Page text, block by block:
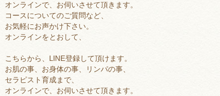
オンラインで、お伺いさせて頂きます。
コースについてのご質問など、
お気軽にお声かけ下さい。
オンラインをとおして、
こちらから、LINE登録して頂けます。
お肌の事、お身体の事、リンパの事、
セラピスト育成まで、
オンラインで、お伺いさせて頂きます。